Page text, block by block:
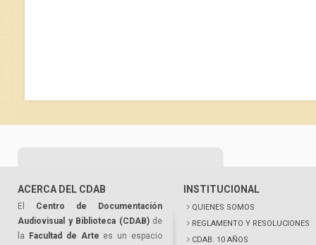
ACERCA DEL CDAB
El Centro de Documentación
Audiovisual y Biblioteca (CDAB)de
la
Facultad de Arte es un espacio
INSTITUCIONAL
QUIENES SOMOS
REGLAMENTO Y RESOLUCIONES
CDAB: 10 AÑOS